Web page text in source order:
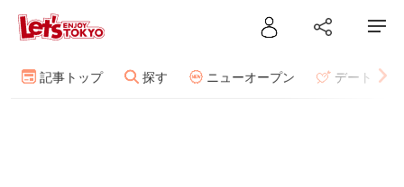
記事トップ 探す ニューオープン デート